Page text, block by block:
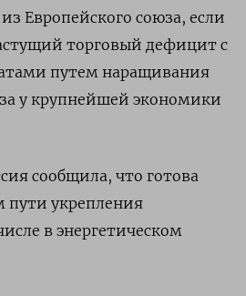
Европейского союза, если
торговый дефицит с
путем наращивания
у крупнейшей экономики
сообщила, что готова
пути укрепления
в энергетическом